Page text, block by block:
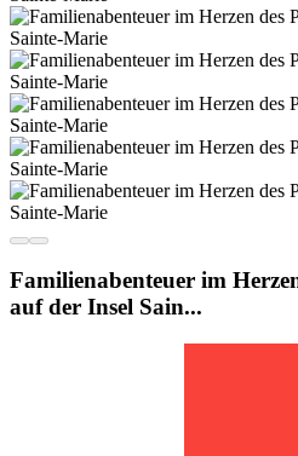
Familienabenteuer im
auf der Insel Sain...